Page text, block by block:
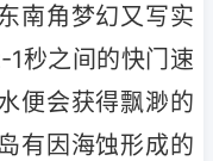
南角梦幻又写实
1秒之间的快门速
便会获得飘渺的
有因海蚀形成的